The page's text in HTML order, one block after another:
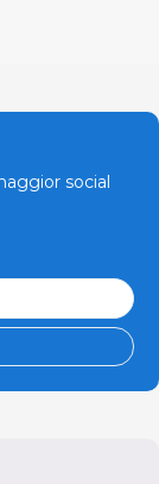
social